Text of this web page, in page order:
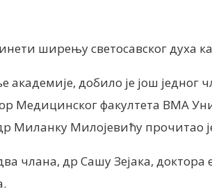
ширењу светосавског духа
добило је још
Медицинског факултета ВМА
Миланку Милојевићу
члана, др Сашу Зејака,